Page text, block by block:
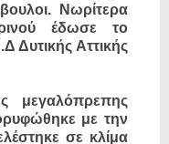
Νωρίτερα
έδωσε το
Δυτικής Αττικής
μεγαλόπρεπης
με την
σε κλίμα